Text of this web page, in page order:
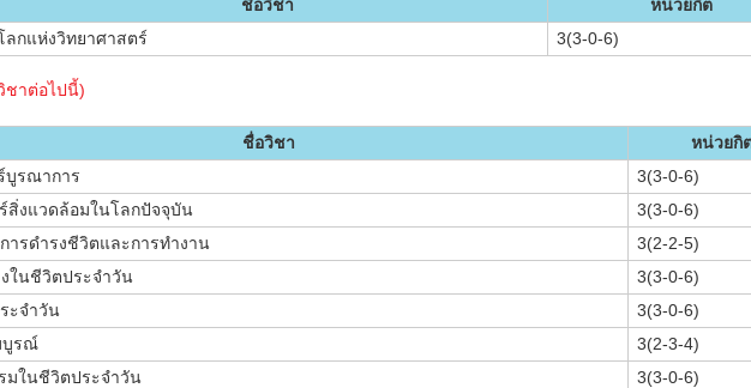
ชื่อวิชา
หน่วยกิต
ลกแห่งวิทยาศาสตร์
3(3-0-6)
ชาต่อไปนี้)
ชื่อวิชา
หน่วยกิ
รณาการ
3(3-0-6)
สิ่งแวดล้อมในโลกปัจจุบัน
3(3-0-6)
ารดำรงชีวิตและการทำงาน
3(2-2-5)
งในชีวิตประจำวัน
3(3-0-6)
ะจำวัน
3(3-0-6)
บูรณ์
3(2-3-4)
มในชีวิตประจำวัน
3(3-0-6)